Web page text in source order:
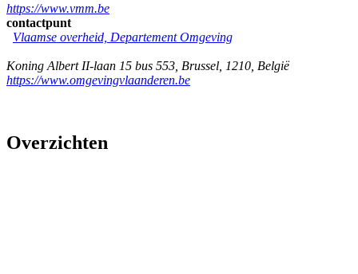
https://www.vmm.be
contactpunt
Vlaamse overheid, Departement Omgeving
Koning Albert II-laan 15 bus 553 Brussel 1210 België
https://www.omgevingvlaanderen.be
Overzichten